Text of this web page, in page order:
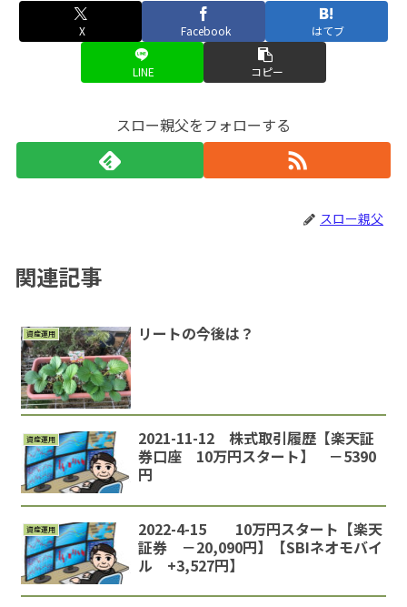
X Facebook はてブ
LINE コピー
スロー親父をフォローする
スロー親父
関連記事
資産運用 リートの今後は？
資産運用
2021-11-12 株式取引履歴【楽天証
券口座 10万円スタート】 －5390
円
資産運用
2022-4-15 10万円スタート【楽天
証券 －20,090円】【SBIネオモバイ
ル +3,527円】